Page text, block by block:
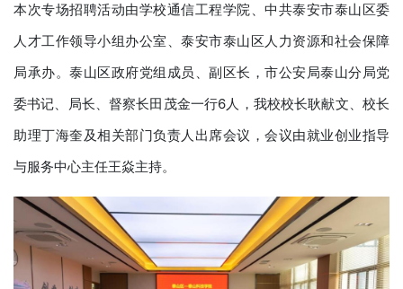
本次专场招聘活动由学校通信工程学院、中共泰安市泰山区委
人才工作领导小组办公室、泰安市泰山区人力资源和社会保障
局承办。泰山区政府党组成员、副区长，市公安局泰山分局党
委书记、局长、督察长田茂金一行6人，我校校长耿献文、校长
助理丁海奎及相关部门负责人出席会议，会议由就业创业指导
与服务中心主任王焱主持。